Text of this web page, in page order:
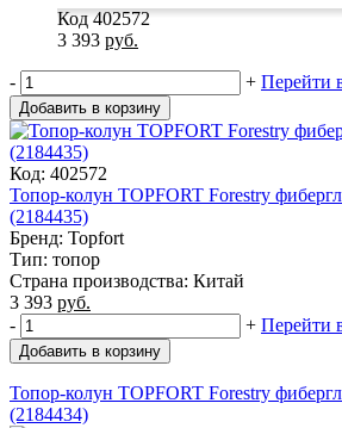
Код 402572
3 393 руб.
- + Перейти
Добавить в корзину
Код: 402572
Топор-колун TOPFORT Forestry
(2184435)
Бренд: Topfort
Тип: топор
Страна производства: Китай
3 393 руб.
-
+ Перейти
Добавить в корзину
Топор-колун TOPFORT Forestry
(2184434)